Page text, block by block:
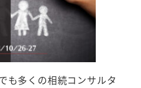
も多くの相続コンサルタ